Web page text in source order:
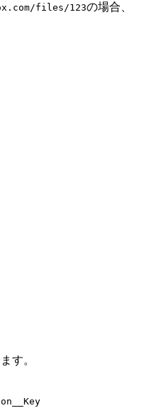
files/123の場合、
す。